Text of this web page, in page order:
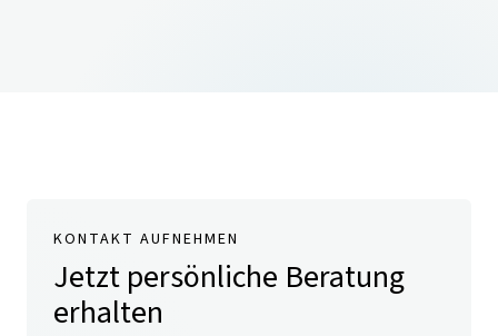
KONTAKT AUFNEHMEN
Jetzt persönliche Beratung
erhalten